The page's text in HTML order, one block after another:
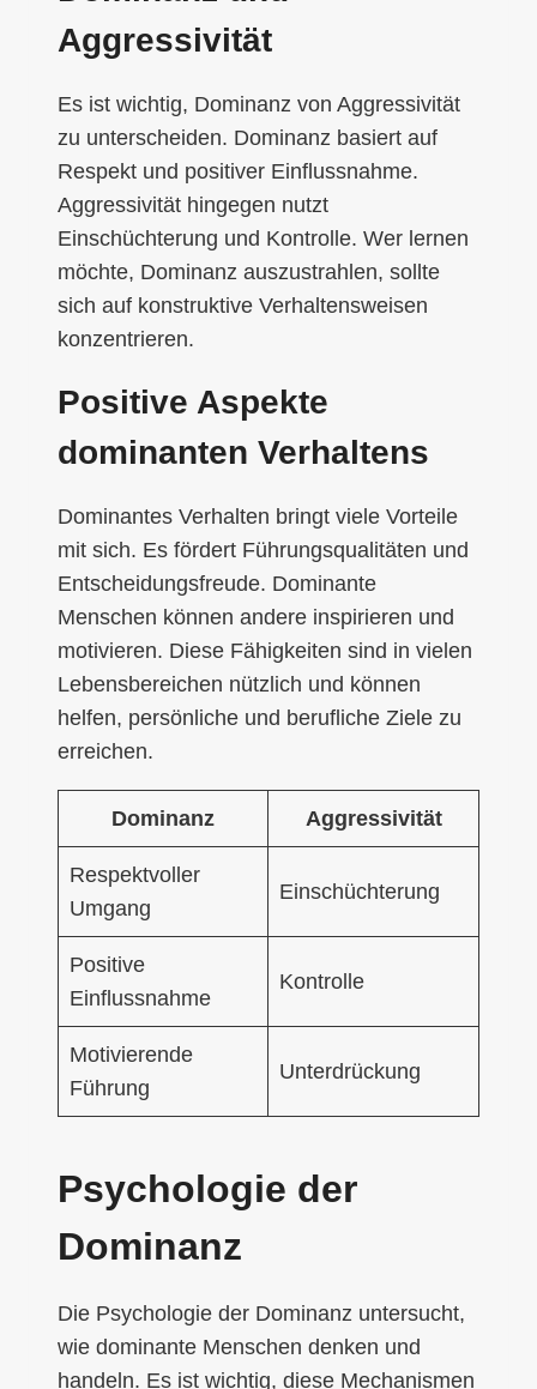
Aggressivität
Es ist wichtig, Dominanz von Aggressivität
zu unterscheiden. Dominanz basiert auf
Respekt und positiver Einflussnahme.
Aggressivität hingegen nutzt
Einschüchterung und Kontrolle. Wer lernen
möchte, Dominanz auszustrahlen, sollte
sich auf konstruktive Verhaltensweisen
konzentrieren.
Positive Aspekte
dominanten Verhaltens
Dominantes Verhalten bringt viele Vorteile
mit sich. Es fördert Führungsqualitäten und
Entscheidungsfreude. Dominante
Menschen können andere inspirieren und
motivieren. Diese Fähigkeiten sind in vielen
Lebensbereichen nützlich und können
helfen, persönliche und berufliche Ziele zu
erreichen.
Dominanz Aggressivität
Respektvoller
Umgang
Einschüchterung
Positive
Einflussnahme
Kontrolle
Motivierende
Führung
Unterdrückung
Psychologie der
Dominanz
Die Psychologie der Dominanz untersucht,
wie dominante Menschen denken und
handeln. Es ist wichtig, diese Mechanismen